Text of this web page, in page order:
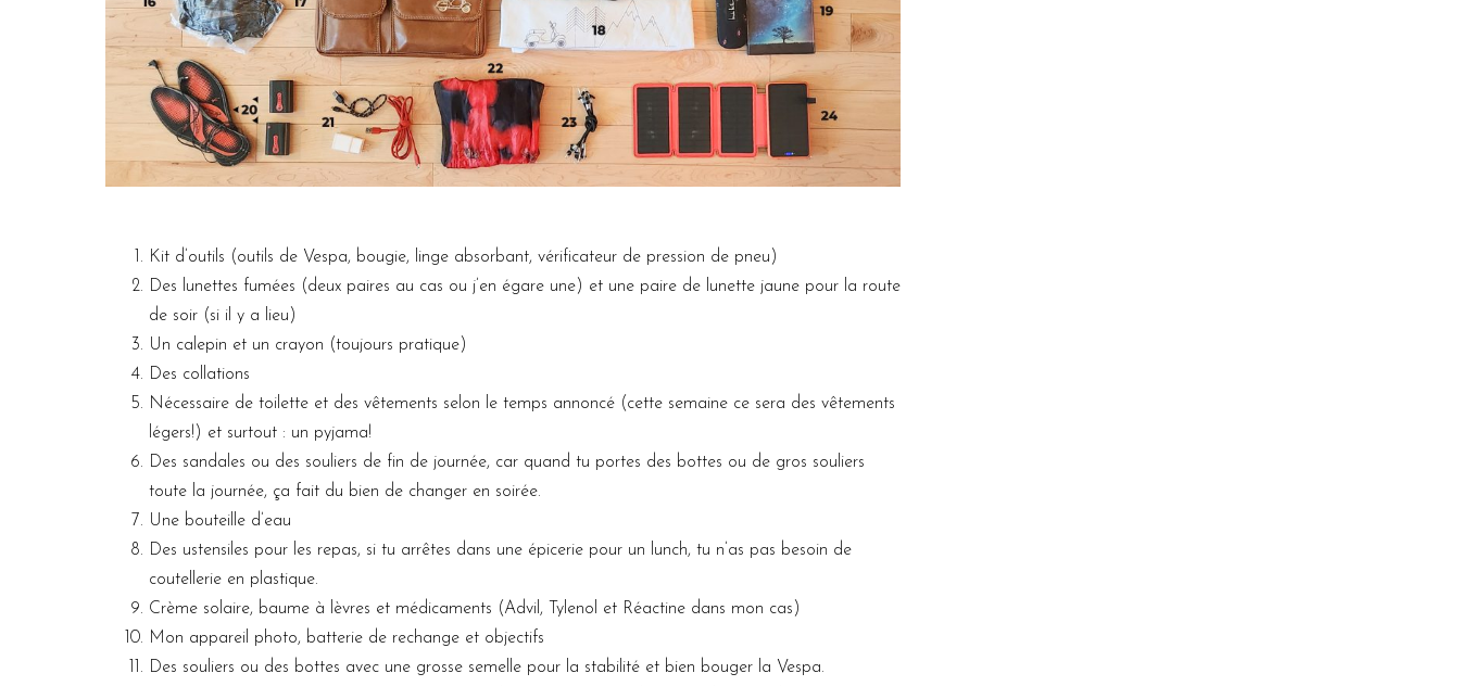
Kit d’outils (outils de Vespa, bougie, linge absorbant, vérificateur de pression de pneu)
Des lunettes fumées (deux paires au cas ou j’en égare une) et une paire de lunette jaune pour la route
de soir (si il y a lieu)
Un calepin et un crayon (toujours pratique)
Des collations
Nécessaire de toilette et des vêtements selon le temps annoncé (cette semaine ce sera des vêtements
légers!) et surtout : un pyjama!
Des sandales ou des souliers de fin de journée, car quand tu portes des bottes ou de gros souliers
toute la journée, ça fait du bien de changer en soirée.
Une bouteille d’eau
Des ustensiles pour les repas, si tu arrêtes dans une épicerie pour un lunch, tu n’as pas besoin de
coutellerie en plastique.
Crème solaire, baume à lèvres et médicaments (Advil, Tylenol et Réactine dans mon cas)
Mon appareil photo, batterie de rechange et objectifs
Des souliers ou des bottes avec une grosse semelle pour la stabilité et bien bouger la Vespa.